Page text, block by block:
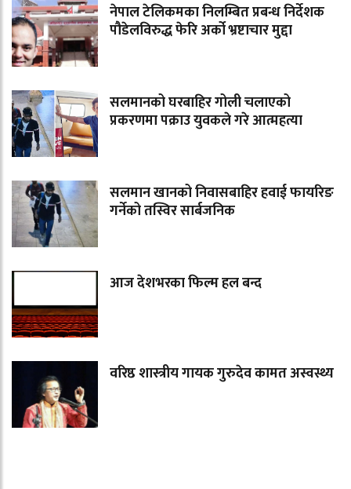
नेपाल टेलिकमका निलम्बित प्रबन्ध निर्देशक
पौडेलविरुद्ध फेरि अर्को भ्रष्टाचार मुद्दा
सलमानको घरबाहिर गोली चलाएको
प्रकरणमा पक्राउ युवकले गरे आत्महत्या
सलमान खानको निवासबाहिर हवाई फायरिङ
गर्नेको तस्विर सार्बजनिक
आज देशभरका फिल्म हल बन्द
वरिष्ठ शास्त्रीय गायक गुरुदेव कामत अस्वस्थ्य